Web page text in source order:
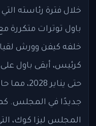
خلال فترة رئاسته
باول توترات متكررة
خلفه كيفن وورش
كرئيس، أبقى باول
حتى يناير
جديدًا في المجلس.
المجلس ليزا كوك،